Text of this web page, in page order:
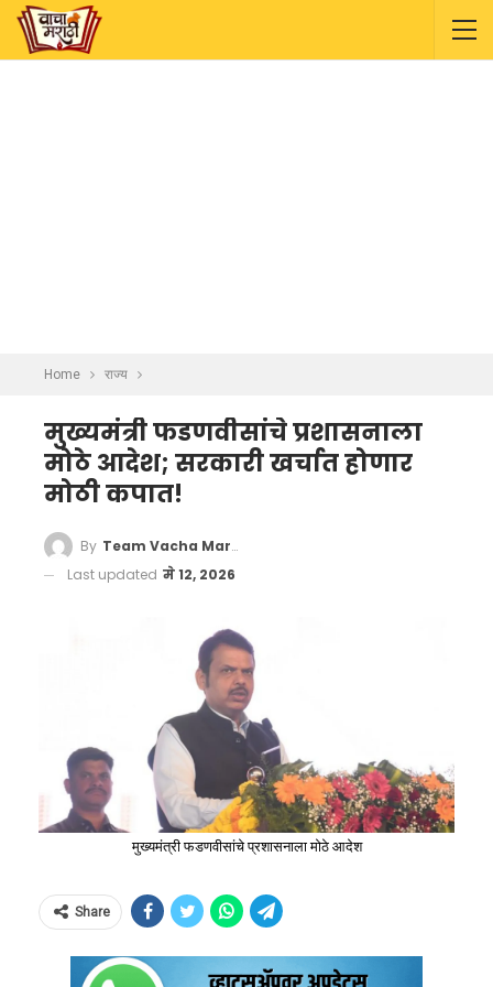
Home राज्य
मुख्यमंत्री फडणवीसांचे प्रशासनाला
मोठे आदेश; सरकारी खर्चात होणार
मोठी कपात!
By Team Vacha Marathi
Last updated मे 12, 2026
मुख्यमंत्री फडणवीसांचे प्रशासनाला मोठे आदेश
Share